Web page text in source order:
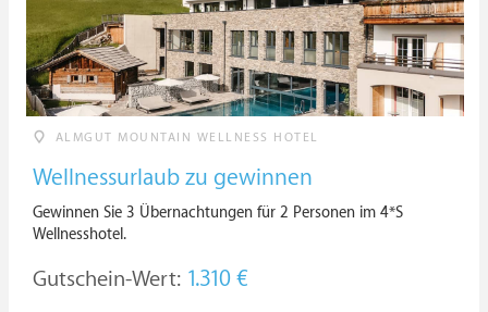
ALMGUT MOUNTAIN WELLNESS HOTEL
Wellnessurlaub zu gewinnen
Gewinnen Sie 3 Übernachtungen für 2 Personen im 4*S
Wellnesshotel.
Gutschein-Wert: 1.310 €